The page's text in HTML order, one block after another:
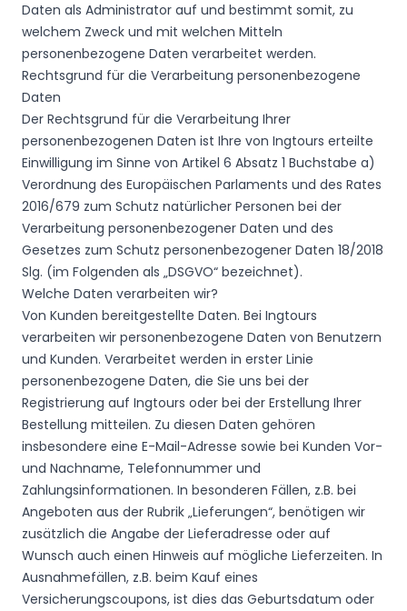
Daten als Administrator auf und bestimmt somit, zu
welchem Zweck und mit welchen Mitteln
personenbezogene Daten verarbeitet werden.
Rechtsgrund für die Verarbeitung personenbezogene
Daten
Der Rechtsgrund für die Verarbeitung Ihrer
personenbezogenen Daten ist Ihre von Ingtours erteilte
Einwilligung im Sinne von Artikel 6 Absatz 1 Buchstabe a)
Verordnung des Europäischen Parlaments und des Rates
2016/679 zum Schutz natürlicher Personen bei der
Verarbeitung personenbezogener Daten und des
Gesetzes zum Schutz personenbezogener Daten 18/2018
Slg. (im Folgenden als „DSGVO“ bezeichnet).
Welche Daten verarbeiten wir?
Von Kunden bereitgestellte Daten. Bei Ingtours
verarbeiten wir personenbezogene Daten von Benutzern
und Kunden. Verarbeitet werden in erster Linie
personenbezogene Daten, die Sie uns bei der
Registrierung auf Ingtours oder bei der Erstellung Ihrer
Bestellung mitteilen. Zu diesen Daten gehören
insbesondere eine E-Mail-Adresse sowie bei Kunden Vor-
und Nachname, Telefonnummer und
Zahlungsinformationen. In besonderen Fällen, z.B. bei
Angeboten aus der Rubrik „Lieferungen“, benötigen wir
zusätzlich die Angabe der Lieferadresse oder auf
Wunsch auch einen Hinweis auf mögliche Lieferzeiten. In
Ausnahmefällen, z.B. beim Kauf eines
Versicherungscoupons, ist dies das Geburtsdatum oder